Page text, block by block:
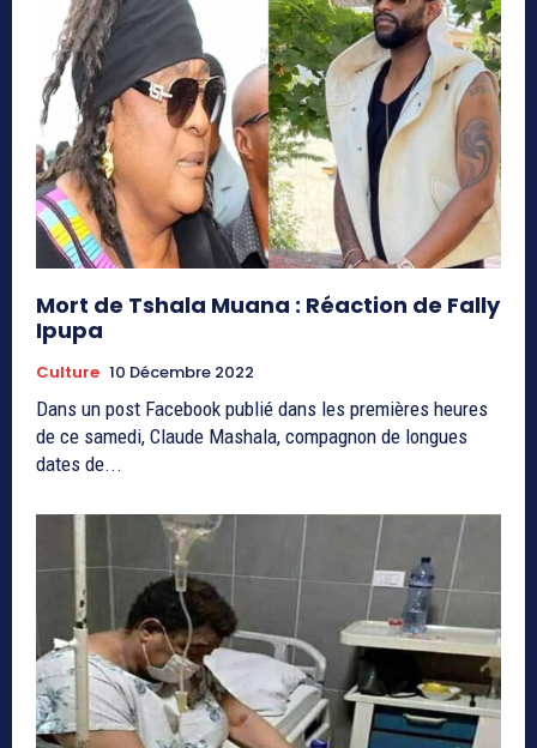
Mort de Tshala Muana : Réaction de Fally
Ipupa
Culture 10 Décembre 2022
Dans un post Facebook publié dans les premières heures
de ce samedi, Claude Mashala, compagnon de longues
dates de...